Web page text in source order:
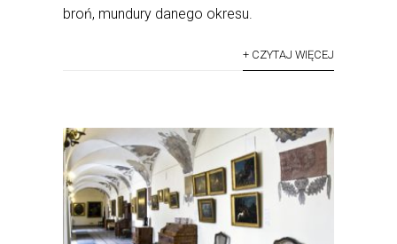
broń, mundury danego okresu.
+ CZYTAJ WIĘCEJ